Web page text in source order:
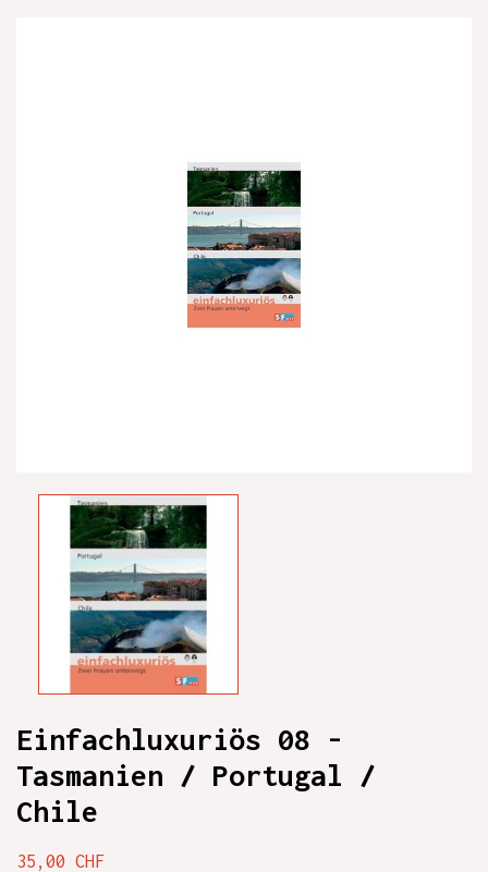
Einfachluxuriös 08 -
Tasmanien / Portugal /
Chile
35,00 CHF